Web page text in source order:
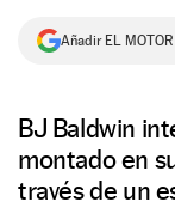
NEWSLETTER
Añadir EL
BJ Baldwin
montado en
través de un